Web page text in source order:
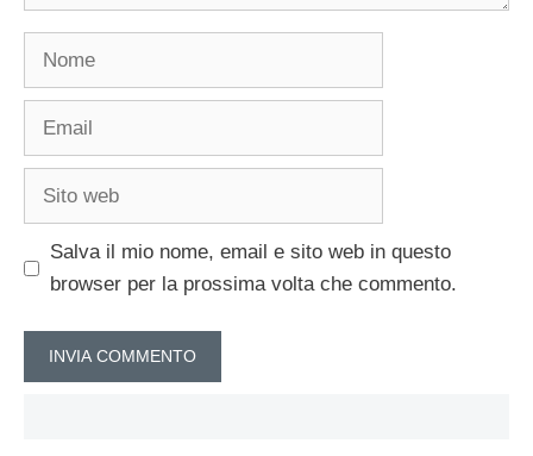
Nome
Email
Sito
Salva il mio nome, email e sito web in questo
browser per la prossima volta che commento.